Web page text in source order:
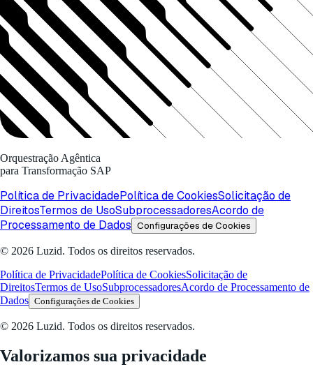
Orquestração Agêntica
para Transformação SAP
Política de PrivacidadePolítica de CookiesSolicitação de
DireitosTermos de UsoSubprocessadoresAcordo de
Processamento de Dados Configurações de Cookies
© 2026 Luzid. Todos os direitos reservados.
Política de PrivacidadePolítica de CookiesSolicitação de
DireitosTermos de UsoSubprocessadoresAcordo de Processamento de
Dados Configurações de Cookies
© 2026 Luzid. Todos os direitos reservados.
Valorizamos sua privacidade